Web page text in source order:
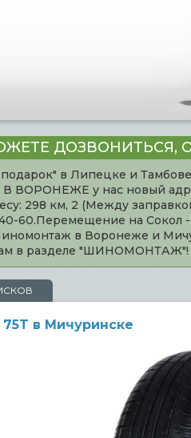
ДОЗВОНИТЬСЯ,
в Липецке и
ВОРОНЕЖЕ у нас новый
298 км, 2 (Между
60.Перемещение на Сокол
в Воронеже и
в разделе
в Мичуринске